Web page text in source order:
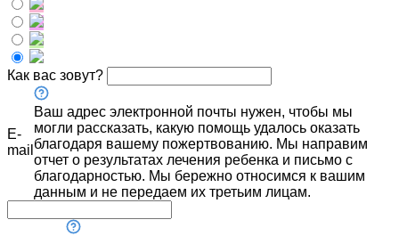
Как вас зовут?
E-
mail
Ваш адрес электронной почты нужен, чтобы мы
могли рассказать, какую помощь удалось оказать
благодаря вашему пожертвованию. Мы направим
отчет о результатах лечения ребенка и письмо с
благодарностью. Мы бережно относимся к вашим
данным и не передаем их третьим лицам.